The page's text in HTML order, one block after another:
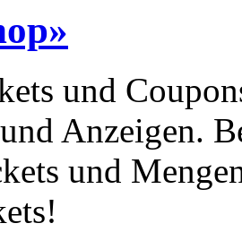
»
und
Anzeigen.
und